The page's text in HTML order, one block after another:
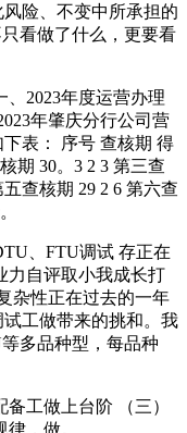
险、不变中所承担的
看做了什么，更要看
2023年度运营办理
年肇庆分行公司营
表： 序号 查核期 得
期 30。3 2 3 第三查
查核期 29 2 6 第六查
、FTU调试 存正在
力自评取小我成长打
杂性正在过去的一年
工做带来的挑和。我
多品种型，每品种
工做上台阶 （三）
，做。